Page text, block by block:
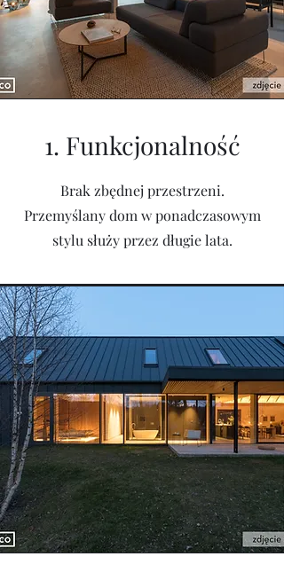
1. Funkcjonalność
Brak zbędnej przestrzeni.
Przemyślany dom w ponadczasowym
stylu służy przez długie lata.